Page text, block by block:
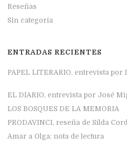
Reseñas
Sin categoría
ENTRADAS RECIENTES
PAPEL LITERARIO, entrevista por
EL DIARIO, entrevista por José
LOS BOSQUES DE LA MEMORIA
PRODAVINCI, reseña de Silda
Amar a Olga: nota de lectura